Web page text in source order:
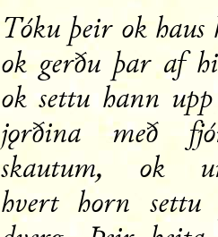
Tóku þeir ok haus
ok gerðu þar af
ok settu hann
jǫrðina með
skautum, ok
hvert horn settu